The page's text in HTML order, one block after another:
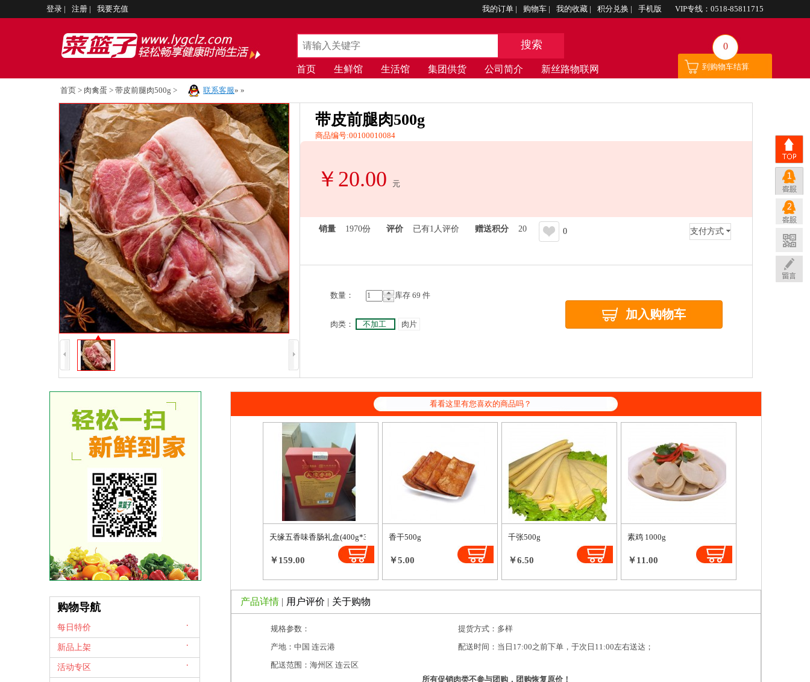
登录 | 注册 | 我要充值 我的订单 | 购物车 | 我的收藏 | 积分兑换 | 手机版 VIP专线：0518-85811715
搜索
首页 生鲜馆 生活馆 集团供货 公司简介 新丝路物联网
0
到购物车结算
首页 > »
肉禽蛋 > »
带皮前腿肉500g > 联系客服
带皮前腿肉500g
商品编号:00100010084
￥20.00 元
销量 1970份 评价 已有1人评价 赠送积分 20 0 支付方式
数量： 库存 69 件
肉类： 不加工 肉片
加入购物车
购物导航
每日特价
新品上架
活动专区
看看这里有您喜欢的商品吗？
天缘五香味香肠礼盒(400g*3)
￥159.00
香干500g
￥5.00
千张500g
￥6.50
素鸡 1000g
￥11.00
产品详情 | 用户评价 | 关于购物
规格参数：
产地：中国 连云港
配送范围：海州区 连云区
提货方式：多样
配送时间：当日17:00之前下单，于次日11:00左右送达；
所有促销肉类不参与团购，团购恢复原价！